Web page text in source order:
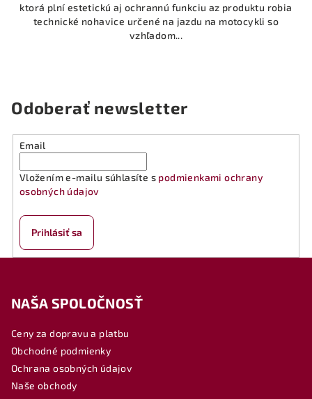
ktorá plní estetickú aj ochrannú funkciu az produktu robia
technické nohavice určené na jazdu na motocykli so
vzhľadom...
Odoberať newsletter
Email
Vložením e-mailu súhlasíte s podmienkami ochrany
osobných údajov
Prihlásiť sa
NAŠA SPOLOČNOSŤ
Ceny za dopravu a platbu
Obchodné podmienky
Ochrana osobných údajov
Naše obchody